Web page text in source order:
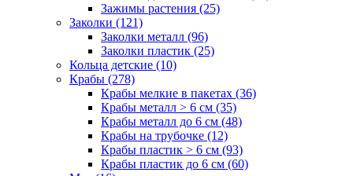
Зажимы растения (25)
Заколки (121)
Заколки металл (96)
Заколки пластик (25)
Кольца детские (10)
Крабы (278)
Крабы мелкие в пакетах (36)
Крабы металл > 6 см (35)
Крабы металл до 6 см (48)
Крабы на трубочке (12)
Крабы пластик > 6 см (93)
Крабы пластик до 6 см (60)